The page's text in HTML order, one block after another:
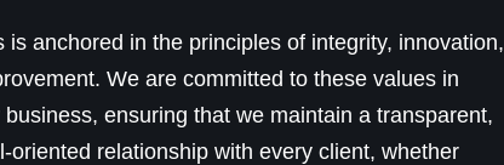
is anchored in the principles of integrity, innovation,
We are committed to these values in
ensuring that we maintain a transparent,
oriented relationship with every client, whether